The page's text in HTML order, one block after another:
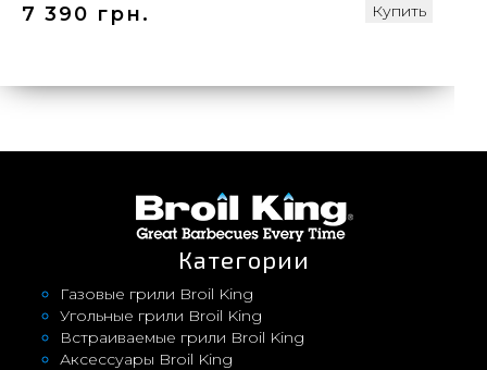
7 390 грн. Купить
Категории
Газовые грили Broil King
Угольные грили Broil King
Встраиваемые грили Broil King
Аксессуары Broil King